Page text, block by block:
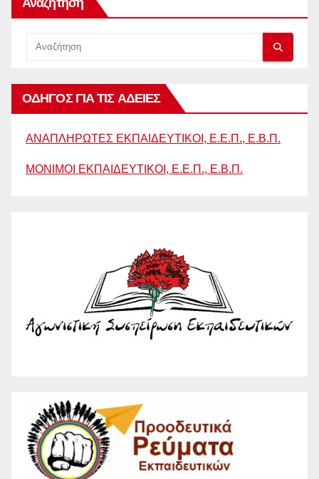
ΟΔΗΓΟΣ ΓΙΑ ΤΙΣ ΑΔΕΙΕΣ
ΑΝΑΠΛΗΡΩΤΕΣ ΕΚΠΑΙΔΕΥΤΙΚΟΙ, Ε.Ε.Π., Ε.Β.Π.
ΜΟΝΙΜΟΙ ΕΚΠΑΙΔΕΥΤΙΚΟΙ, Ε.Ε.Π., Ε.Β.Π.